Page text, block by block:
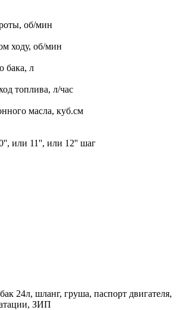
об/мин
ходу, об/мин
бака, л
топлива, л/час
масла, куб.см
или 11'', или 12'' шаг
24л, шланг, груша, паспорт двигателя,
ЗИП